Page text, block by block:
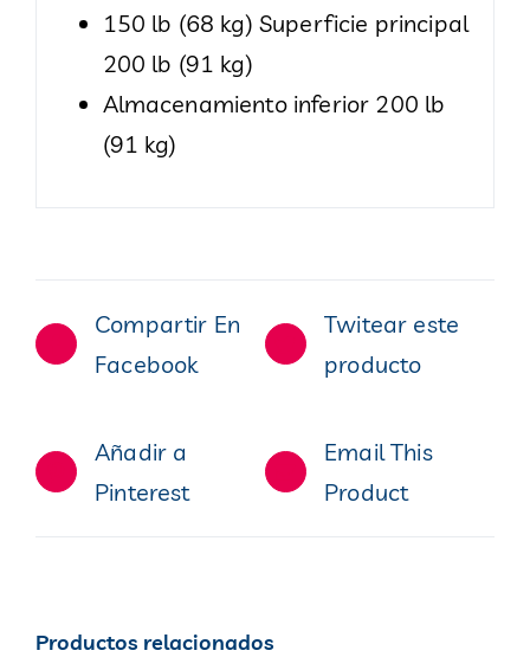
150 lb (68 kg) Superficie principal
200 lb (91 kg)
Almacenamiento inferior 200 lb
(91 kg)
Compartir En
Facebook
Twitear este
producto
Añadir a
Pinterest
Email This
Product
Productos relacionados